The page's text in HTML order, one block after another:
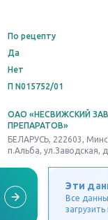
По рецепту
Да
Нет
П N015752/01
ОАО «НЕСВИЖСКИЙ
ПРЕПАРАТОВ»
БЕЛАРУСЬ, 222603,
п.Альба, ул.Заводская,
Эти
Все
загрузить